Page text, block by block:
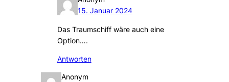
15. Januar 2024
Das Traumschiff wäre auch eine
Option….
Antworten
Anonym